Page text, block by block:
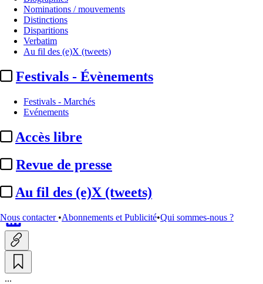
Nominations / mouvements
Distinctions
Disparitions
Verbatim
Au fil des (e)X (tweets)
Festivals - Évènements
Festivals - Marchés
Evénements
Accès libre
Revue de presse
Au fil des (e)X (tweets)
Nous contacter •Abonnements et Publicité•Qui sommes-nous ?
Audiences 11/06/2026 :
4,8 millions de téléspectateurs
devant M6, en tête avec ...
ParAnastasia Svoboda
...